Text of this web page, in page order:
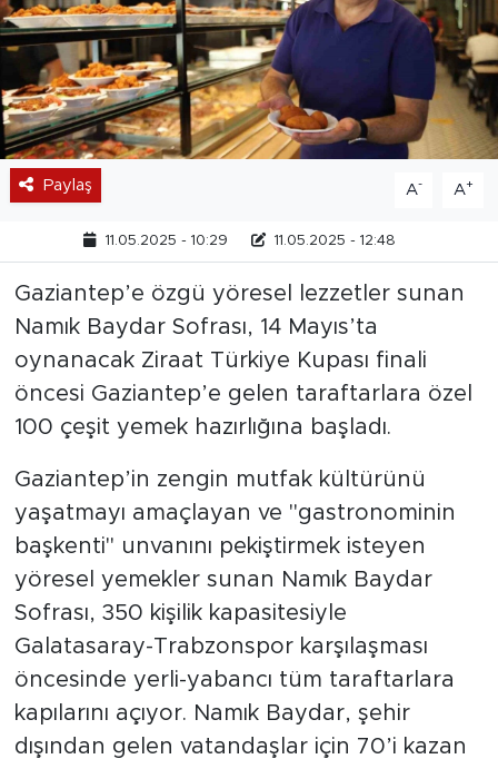
Paylaş A- A+
11.05.2025 - 10:29 11.05.2025 - 12:48
Gaziantep’e özgü yöresel lezzetler sunan
Namık Baydar Sofrası, 14 Mayıs’ta
oynanacak Ziraat Türkiye Kupası finali
öncesi Gaziantep’e gelen taraftarlara özel
100 çeşit yemek hazırlığına başladı.
Gaziantep’in zengin mutfak kültürünü
yaşatmayı amaçlayan ve "gastronominin
başkenti" unvanını pekiştirmek isteyen
yöresel yemekler sunan Namık Baydar
Sofrası, 350 kişilik kapasitesiyle
Galatasaray-Trabzonspor karşılaşması
öncesinde yerli-yabancı tüm taraftarlara
kapılarını açıyor. Namık Baydar, şehir
dışından gelen vatandaşlar için 70’i kazan